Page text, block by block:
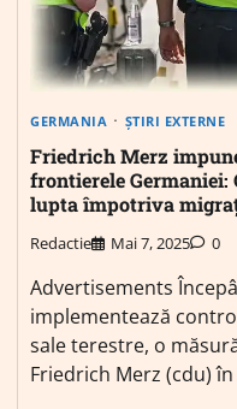
GERMANIA ȘTIRI EXTERNE
Friedrich Merz
frontierele
lupta împotriva
Redactie Mai 7, 2025 0
Advertisements
implementează
sale terestre, o
Friedrich Merz (cdu)